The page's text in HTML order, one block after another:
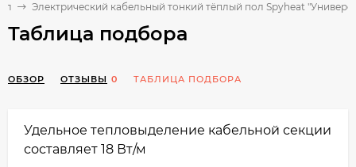
Электрический кабельный тонкий тёплый пол Spyheat
Таблица подбора
ОБЗОР ОТЗЫВЫ 0 ТАБЛИЦА ПОДБОРА
Удельное тепловыделение кабельной секции
составляет 18 Вт/м